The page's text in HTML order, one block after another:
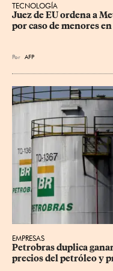
TECNOLOGÍA
Juez de EU ordena a
por caso de menores
Por AFP
EMPRESAS
Petrobras duplica
precios del petróleo y